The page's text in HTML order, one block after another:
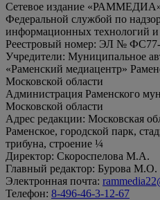
Сетевое издание «РАММЕДИА»
Федеральной службой по
информационных технологий
Реестровый номер: ЭЛ № ФС77-
Учредители: Муниципальное
«Раменский медиацентр»
Московской области
Администрация Раменского
Московской области
Адрес редакции: Московская
Раменское, городской парк,
трибуна, строение ¼
Директор: Скороспелова М.А.
Главный редактор: Бурова М.О.
Электронная почта:
Телефон: 8-496-46-3-12-67